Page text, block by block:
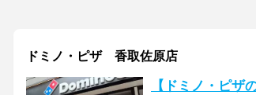
ドミノ・ピザ 香取佐原店
【ドミノ・ピザ